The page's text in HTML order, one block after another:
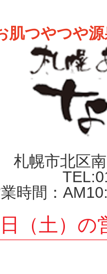
肌つやつや
札幌市北区
時間：
（土）